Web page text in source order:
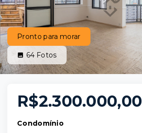
Pronto para morar
64 Fotos
R$2.300.000,00
Condomínio